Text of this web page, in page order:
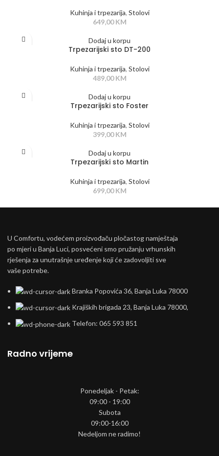
Kuhinja i trpezarija, Stolovi
649,00KM
Dodaj u korpu
Trpezarijski sto DT-200
Kuhinja i trpezarija, Stolovi
489,00KM
Dodaj u korpu
Trpezarijski sto Foster
Kuhinja i trpezarija, Stolovi
399,00KM
Dodaj u korpu
Trpezarijski sto Martin
Kuhinja i trpezarija, Stolovi
699,00KM
U Comfortu, vodećem proizvođaču pločastog namještaja
po mjeri u Banja Luci, posvećeni smo pružanju vrhunskih
rješenja za unutrašnje uređenje koji će zadovoljiti sve
vaše potrebe.
Branka Popovića 36, Banja Luka 78000
Krajiških brigada 23, Banja Luka 78000,
Telefon: 065 593 851
Radno vrijeme
Ponedeljak - Petak:
09:00 - 19:00
Subota
09:00-16:00
Nedeljom ne radimo!